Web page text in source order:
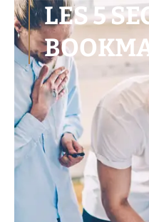
LES 5